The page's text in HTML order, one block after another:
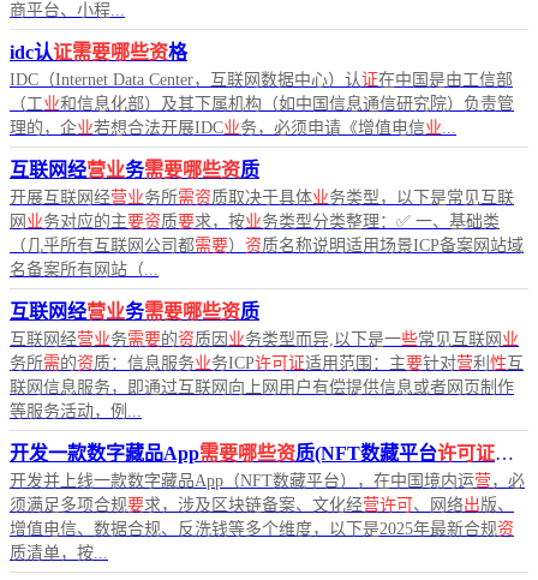
商平台、小程...
idc认证需要哪些资格
IDC（Internet Data Center，互联网数据中心）认证在中国是由工信部
（工业和信息化部）及其下属机构（如中国信息通信研究院）负责管
理的，企业若想合法开展IDC业务，必须申请《增值电信业...
互联网经营业务需要哪些资质
开展互联网经营业务所需资质取决于具体业务类型，以下是常见互联
网 业务对应的主要资质要求，按业务类型分类整理：✅ 一、基础类
（几乎所有互联网公司都需要） 资质名称说明适用场景ICP备案网站域
名备案所有网站（...
互联网经营业务需要哪些资质
互联网经营业务需要的资质因 业务类型而异,以下是一些常见互联网 业
务所需的资质：信息服务业务ICP许可证适用范围：主要针对营利 性 互
联网信息服务，即通过互联网向上网用户有偿提供信息或者网页制作
等服务活动，例...
开发一款数字藏品App需要哪些资质(NFT数藏平台许可证说明)
开发并上线一款数字藏品App（NFT数藏平台），在中国境内运营 ，必
须满足多项合规要求，涉及区块链备案、文化经营许可 、网络出版、
增值电信、数据合规、反洗钱等多个维度，以下是2025年最新合规资
质清单，按...